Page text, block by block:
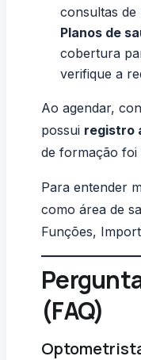
consultas de
Planos de
cobertura
verifique a
Ao agendar,
possui registro
de formação foi
Para entender
como área de
Funções,
(FAQ)